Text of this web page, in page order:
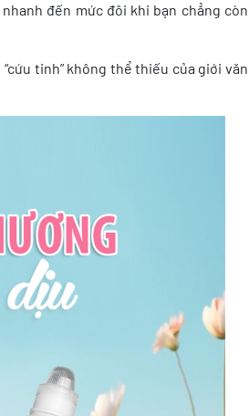
đến mức đôi khi bạn chẳng còn
tinh” không thể thiếu của giới văn